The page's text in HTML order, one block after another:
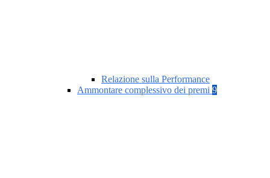
Relazione sulla Performance
Ammontare complessivo dei premi 9